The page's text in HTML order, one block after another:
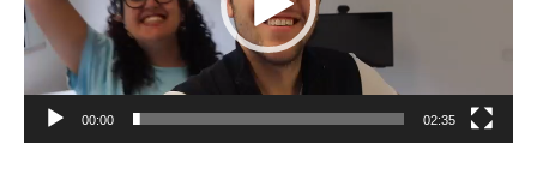
00:00 02:35